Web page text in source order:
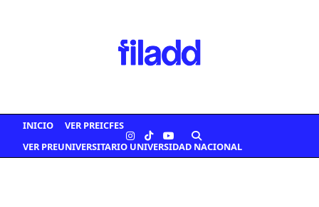
INICIO
VER PREICFES
VER PREUNIVERSITARIO UNIVERSIDAD NACIONAL